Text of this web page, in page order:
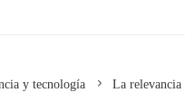
y tecnología La relevancia